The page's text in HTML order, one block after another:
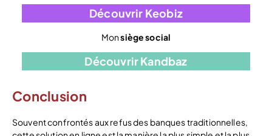
Découvrir Keobiz
Monsiège social
Découvrir Kandbaz
Conclusion
Souvent confrontés aux refus des banques traditionnelles,